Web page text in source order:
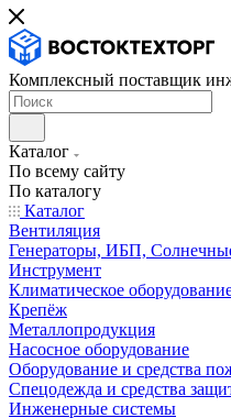
Комплексный поставщик
Каталог
По всему сайту
По каталогу
Каталог
Вентиляция
Генераторы, ИБП,
Инструмент
Климатическое
Крепёж
Металлопродукция
Насосное оборудование
Оборудование и средства
Спецодежда и средства
Инженерные системы